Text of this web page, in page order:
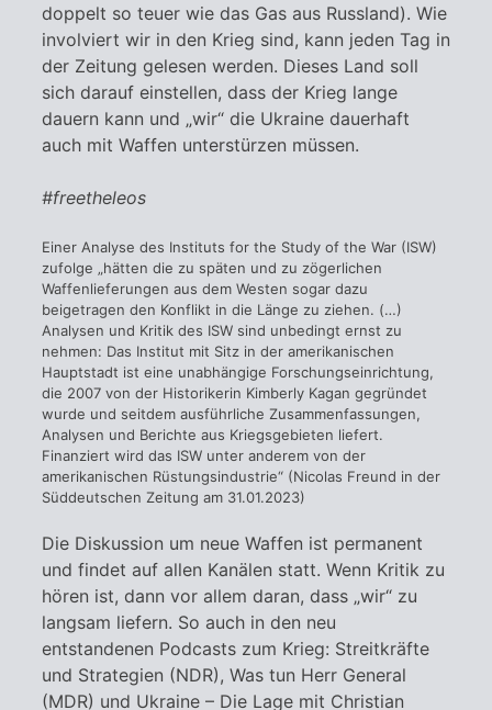
doppelt so teuer wie das Gas aus Russland). Wie
involviert wir in den Krieg sind, kann jeden Tag in
der Zeitung gelesen werden. Dieses Land soll
sich darauf einstellen, dass der Krieg lange
dauern kann und „wir“ die Ukraine dauerhaft
auch mit Waffen unterstürzen müssen.
#freetheleos
Einer Analyse des Instituts for the Study of the War (ISW)
zufolge „hätten die zu späten und zu zögerlichen
Waffenlieferungen aus dem Westen sogar dazu
beigetragen den Konflikt in die Länge zu ziehen. (…)
Analysen und Kritik des ISW sind unbedingt ernst zu
nehmen: Das Institut mit Sitz in der amerikanischen
Hauptstadt ist eine unabhängige Forschungseinrichtung,
die 2007 von der Historikerin Kimberly Kagan gegründet
wurde und seitdem ausführliche Zusammenfassungen,
Analysen und Berichte aus Kriegsgebieten liefert.
Finanziert wird das ISW unter anderem von der
amerikanischen Rüstungsindustrie“ (Nicolas Freund in der
Süddeutschen Zeitung am 31.01.2023)
Die Diskussion um neue Waffen ist permanent
und findet auf allen Kanälen statt. Wenn Kritik zu
hören ist, dann vor allem daran, dass „wir“ zu
langsam liefern. So auch in den neu
entstandenen Podcasts zum Krieg: Streitkräfte
und Strategien (NDR), Was tun Herr General
(MDR) und Ukraine – Die Lage mit Christian